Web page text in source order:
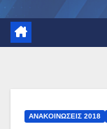
ΑΝΑΚΟΙΝΏΣΕΙΣ 2018